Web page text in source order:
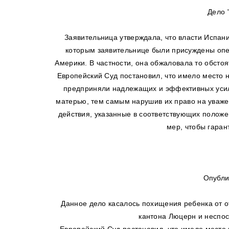
Дело
Заявительница утверждала, что власти
которым заявительнице были присуждены
Америки. В частности, она обжаловала то
Европейский Суд постановил, что имело место
предприняли надлежащих и эффективных
матерью, тем самым нарушив их право на
действия, указанные в соответствующих
мер, чтобы
Данное дело касалось похищения ребенка от
кантона Люцерн и